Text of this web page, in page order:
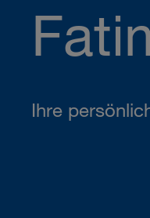
Ihre